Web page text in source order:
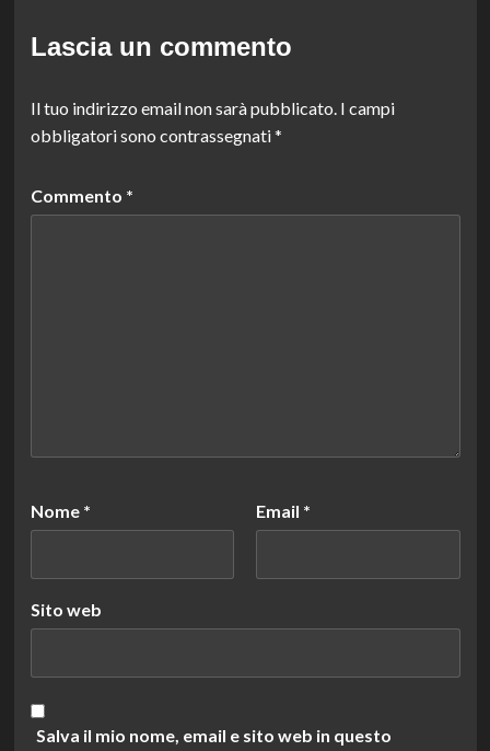
Lascia un commento
Il tuo indirizzo email non sarà pubblicato. I campi
obbligatori sono contrassegnati*
Commento *
Nome * Email *
Sito web
Salva il mio nome, email e sito web in questo